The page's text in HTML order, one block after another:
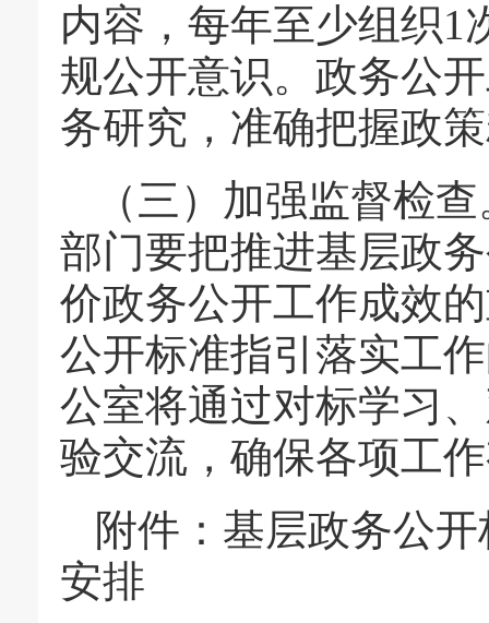
内容，每年至少组织1
规公开意识。政务公
务研究，准确把握政
（三）加强监督检
部门要把推进基层政
价政务公开工作成效
公开标准指引落实工
公室将通过对标学习
验交流，确保各项工
附件：基层政务公
安排